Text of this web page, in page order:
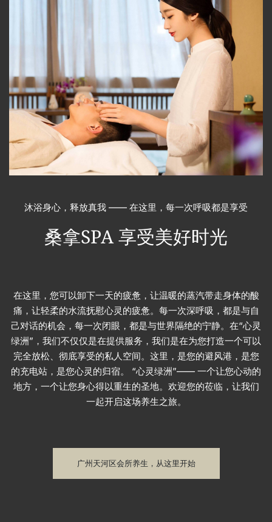
沐浴身心，释放真我 —— 在这里，每一次呼吸都是享受
桑拿SPA享受美好时光
在这里，您可以卸下一天的疲惫，让温暖的蒸汽带走身体的酸
痛，让轻柔的水流抚慰心灵的疲惫。每一次深呼吸，都是与自
己对话的机会，每一次闭眼，都是与世界隔绝的宁静。在“心灵
绿洲”，我们不仅仅是在提供服务，我们是在为您打造一个可以
完全放松、彻底享受的私人空间。这里，是您的避风港，是您
的充电站，是您心灵的归宿。 “心灵绿洲”—— 一个让您心动的
地方，一个让您身心得以重生的圣地。欢迎您的莅临，让我们
一起开启这场养生之旅。
广州天河区会所养生，从这里开始